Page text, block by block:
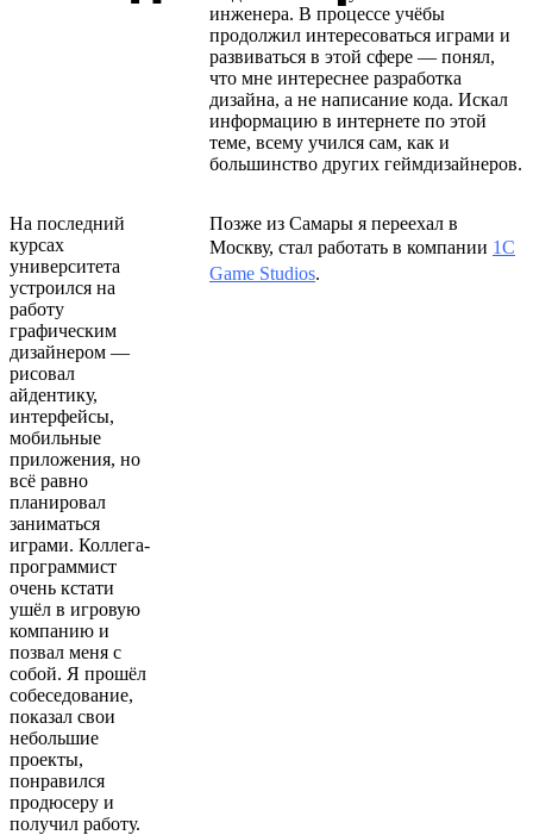
инженера. В процессе учёбы
продолжил интересоваться играми и
развиваться в этой сфере — понял,
что мне интереснее разработка
дизайна, а не написание кода. Искал
информацию в интернете по этой
теме, всему учился сам, как и
большинство других геймдизайнеров.
На последний
курсах
университета
устроился на
работу
графическим
дизайнером —
рисовал
айдентику,
интерфейсы,
мобильные
приложения, но
всё равно
планировал
заниматься
играми. Коллега-
программист
очень кстати
ушёл в игровую
компанию и
позвал меня с
собой. Я прошёл
собеседование,
показал свои
небольшие
проекты,
понравился
продюсеру и
получил работу.
Позже из Самары я переехал в
Москву, стал работать в компании 1C
Game Studios.